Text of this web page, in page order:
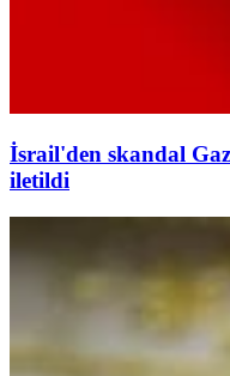
İsrail'den skandal
iletildi